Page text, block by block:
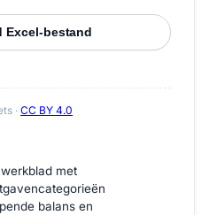
Excel-bestand
· CC BY 4.0
met
balans en